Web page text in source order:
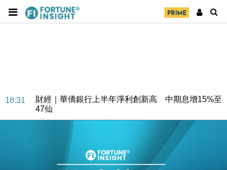
18:31
財經｜華僑銀行上半年淨利創新高 中期息增15%至
47仙
財經｜滙豐上調香港今年GDP預測至4.5% 看好貿易
及消費表現
本地｜假冒內地執法人員要求交「保證金」 43歲女子
損失近6900萬元